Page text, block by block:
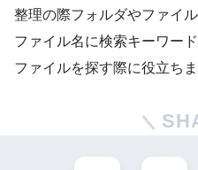
整理の際フォルダやファイ
ファイル名に検索キーワー
ファイルを探す際に役立ち